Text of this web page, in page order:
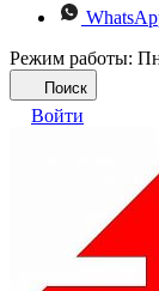
Режим работы:
Поиск
Войти